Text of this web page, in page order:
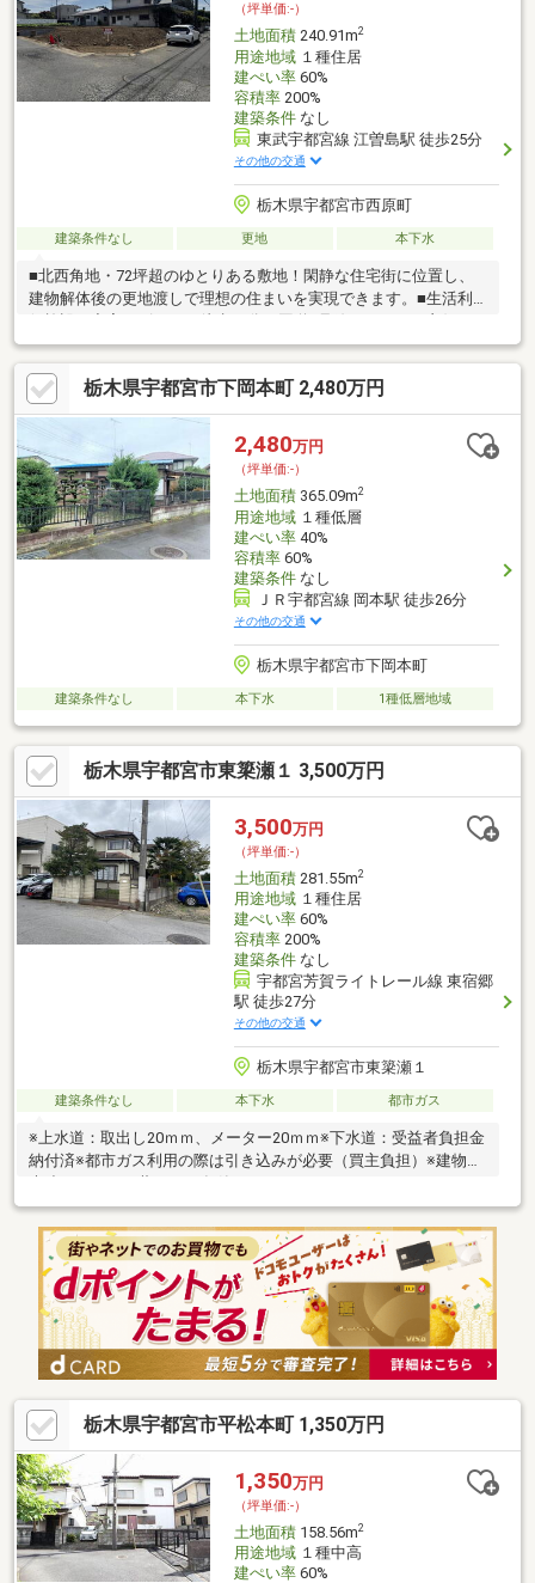
（坪単価:-）
土地面積240.91m2
用途地域１種住居
建ぺい率60%
容積率200%
建築条件なし
東武宇都宮線 江曽島駅 徒歩25分
その他の交通
栃木県宇都宮市西原町
建築条件なし 更地 本下水
■北西角地・72坪超のゆとりある敷地！閑静な住宅街に位置し、
建物解体後の更地渡しで理想の住まいを実現できます。■生活利
便施設も充実アピタまで徒歩12分、国道4号線もアクセス良好で
お買い物やお出かけも快適。■子育て環境も安心宮の原小学校・
一条中学校エリア。■JR宇都宮駅まで車で約11分と通勤・通学に
も便利です！栃木県宇都宮市下岡本町 2,480万円
2,480万円
（坪単価:-）
土地面積365.09m2
用途地域１種低層
建ぺい率40%
容積率60%
建築条件なし
ＪＲ宇都宮線 岡本駅 徒歩26分
その他の交通
栃木県宇都宮市下岡本町
建築条件なし 本下水 1種低層地域
栃木県宇都宮市東簗瀬１ 3,500万円
3,500万円
（坪単価:-）
土地面積281.55m2
用途地域１種住居
建ぺい率60%
容積率200%
建築条件なし
宇都宮芳賀ライトレール線 東宿郷
駅 徒歩27分
その他の交通
栃木県宇都宮市東簗瀬１
建築条件なし 本下水 都市ガス
※上水道：取出し20ｍｍ、メーター20ｍｍ※下水道：受益者負担金
納付済※都市ガス利用の際は引き込みが必要（買主負担）※建物：
栃木県宇都宮市平松本町 1,350万円
1,350万円
（坪単価:-）
土地面積158.56m2
用途地域１種中高
建ぺい率60%